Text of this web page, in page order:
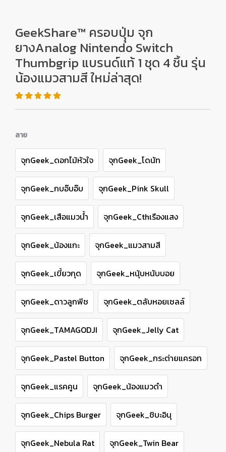
GeekShare™ ครอบปุุ่ม จุก
ยางAnalog Nintendo Switch
Thumbgrip แบรนด์แท้ 1 ชุด 4 ชิ้น รุ่น
น้องแมวสามสี ใหม่ล่าสุด!
ลาย
จุกGeek_ดอกไม้หัวใจ จุกGeek_โดนัท
จุกGeek_กบอ๊บอ๊บ จุกGeek_Pink Skull
จุกGeek_เสือแมวน้ำ จุกGeek_Cthเรืองแสง
จุกGeek_น้องแกะ จุกGeek_แมวสามสี
จุกGeek_เขี้ยวกุด จุกGeek_หนุ้บหนับบอย
จุกGeek_ดาวลูกพีช จุกGeek_ตลับหอยเชลล์
จุกGeek_TAMAGODJI จุกGeek_Jelly Cat
จุกGeek_Pastel Button จุกGeek_กระต่ายแครอท
จุกGeek_แรคคูน จุกGeek_น้องแมวดำ
จุกGeek_Chips Burger จุกGeek_ชิบะอินุ
จุกGeek_Nebula Rat จุกGeek_Twin Bear